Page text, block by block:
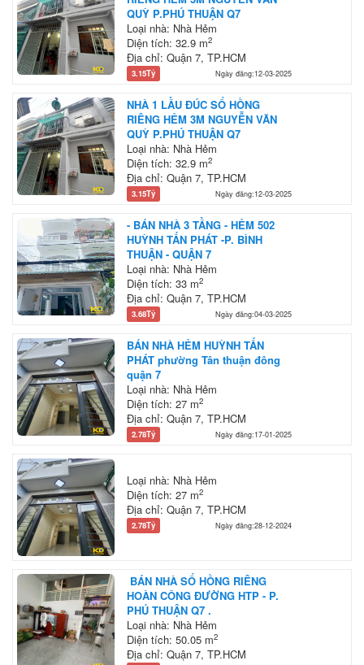
QUỲ P.PHÚ THUẬN Q7
Loại nhà: Nhà Hẻm
Diện tích: 32.9 m2
Địa chỉ: Quận 7, TP.HCM
3.15Tỷ Ngày đăng:12-03-2025
NHÀ 1 LẦU ĐÚC SỔ HỒNG
RIÊNG HẺM 3M NGUYỄN VĂN
QUỲ P.PHÚ THUẬN Q7
Loại nhà: Nhà Hẻm
Diện tích: 32.9 m2
Địa chỉ: Quận 7, TP.HCM
3.15Tỷ Ngày đăng:12-03-2025
- BÁN NHÀ 3 TẦNG - HẺM 502
HUỲNH TẤN PHÁT -P. BÌNH
THUẬN - QUẬN 7
Loại nhà: Nhà Hẻm
Diện tích: 33 m2
Địa chỉ: Quận 7, TP.HCM
3.68Tỷ Ngày đăng:04-03-2025
BÁN NHÀ HẺM HUỲNH TẤN
PHÁT phường Tân thuận đông
quận 7
Loại nhà: Nhà Hẻm
Diện tích: 27 m2
Địa chỉ: Quận 7, TP.HCM
2.78Tỷ Ngày đăng:17-01-2025
Loại nhà: Nhà Hẻm
Diện tích: 27 m2
Địa chỉ: Quận 7, TP.HCM
2.78Tỷ Ngày đăng:28-12-2024
BÁN NHÀ SỔ HỒNG RIÊNG
HOÀN CÔNG ĐƯỜNG HTP - P.
PHÚ THUẬN Q7 .
Loại nhà: Nhà Hẻm
Diện tích: 50.05 m2
Địa chỉ: Quận 7, TP.HCM